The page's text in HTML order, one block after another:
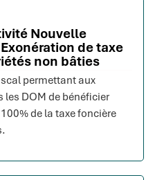
Nouvelle
de taxe
non bâties
permettant aux
DOM de bénéficier
de la taxe foncière